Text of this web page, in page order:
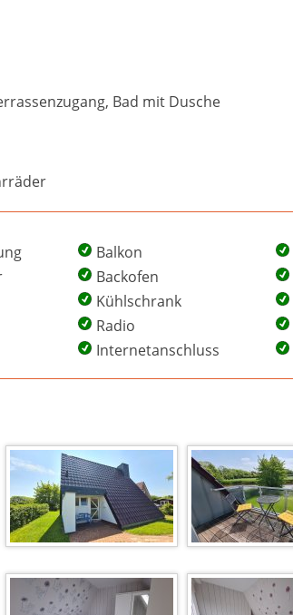
Bad mit Dusche
Balkon
Backofen
Kühlschrank
Radio
Internetanschluss